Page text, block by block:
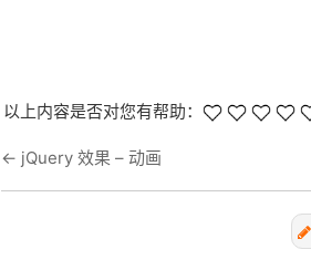
以上内容是否对您有帮助：
← jQuery 效果 – 动画